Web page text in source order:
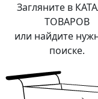
Загляните в
ТОВАРОВ
или найдите
поиске.